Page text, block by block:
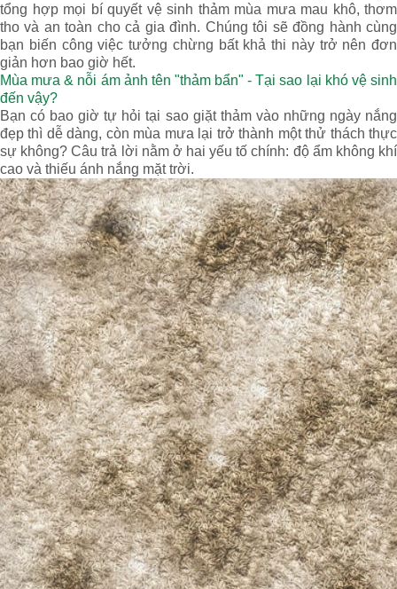
tổng hợp mọi bí quyết vệ sinh thảm mùa mưa mau khô, thơm
tho và an toàn cho cả gia đình. Chúng tôi sẽ đồng hành cùng
bạn biến công việc tưởng chừng bất khả thi này trở nên đơn
giản hơn bao giờ hết.
Mùa mưa & nỗi ám ảnh tên "thảm bẩn" - Tại sao lại khó vệ sinh
đến vậy?
Bạn có bao giờ tự hỏi tại sao giặt thảm vào những ngày nắng
đẹp thì dễ dàng, còn mùa mưa lại trở thành một thử thách thực
sự không? Câu trả lời nằm ở hai yếu tố chính: độ ẩm không khí
cao và thiếu ánh nắng mặt trời.